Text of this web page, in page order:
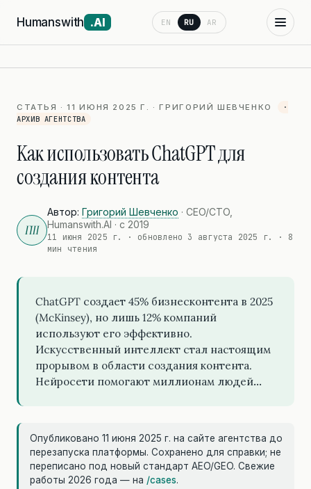
Humanswith .AI EN RU AR
СТАТЬЯ · 11 ИЮНЯ 2025 Г. · ГРИГОРИЙ ШЕВЧЕНКО
·
АРХИВ АГЕНТСТВА
Как использовать ChatGPT для
создания контента
ГШ
Автор: Григорий Шевченко · CEO/CTO,
Humanswith.AI · с 2019
11 июня 2025 г. · обновлено 3 августа 2025 г.
· 8
мин чтения
ChatGPT создает 45% бизнесконтента в 2025
(McKinsey), но лишь 12% компаний
используют его эффективно.
Искусственный интеллект стал настоящим
прорывом в области создания контента.
Нейросети помогают миллионам людей…
Опубликовано 11 июня 2025 г. на сайте агентства до
перезапуска платформы. Сохранено для справки; не
переписано под новый стандарт AEO/GEO. Свежие
работы 2026 года — на /cases.